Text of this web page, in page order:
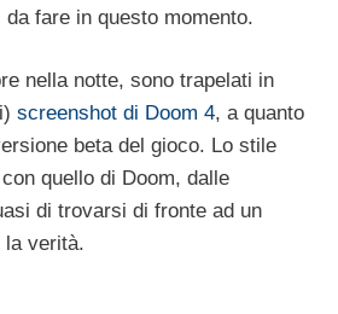
fare in questo momento.
nella notte, sono trapelati in
screenshot di Doom 4, a quanto
beta del gioco. Lo stile
quello di Doom, dalle
di trovarsi di fronte ad un
la verità.